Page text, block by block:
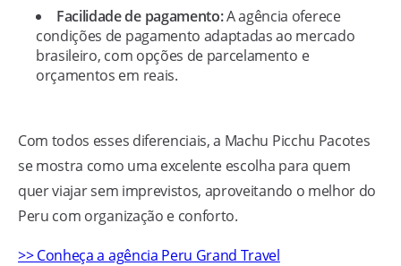
Facilidade de pagamento:A agência oferece
condições de pagamento adaptadas ao mercado
brasileiro, com opções de parcelamento e
orçamentos em reais.
Com todos esses diferenciais, a Machu Picchu Pacotes
se mostra como uma excelente escolha para quem
quer viajar sem imprevistos, aproveitando o melhor do
Peru com organização e conforto.
>> Conheça a agência Peru Grand Travel